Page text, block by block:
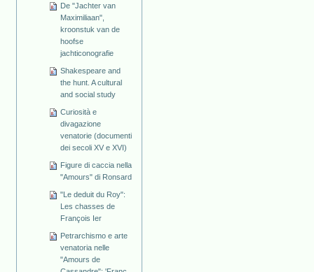
De "Jachter van
Maximiliaan",
kroonstuk van de
hoofse
jachticonografie
Shakespeare and
the hunt. A cultural
and social study
Curiosità e
divagazione
venatorie (documenti
dei secoli XV e XVI)
Figure di caccia nella
"Amours" di Ronsard
"Le deduit du Roy":
Les chasses de
François Ier
Petrarchismo e arte
venatoria nelle
"Amours de